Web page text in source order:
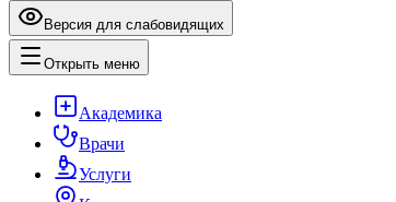
Версия для слабовидящих
Открыть меню
Академика
Врачи
Услуги